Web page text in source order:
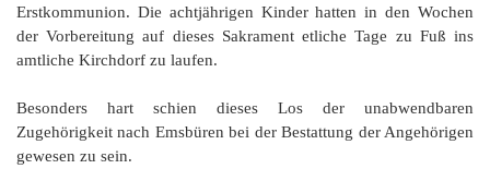
Erstkommunion. Die achtjährigen Kinder hatten in den Wochen
der Vorbereitung auf dieses Sakrament etliche Tage zu Fuß ins
amtliche Kirchdorf zu laufen.
Besonders hart schien dieses Los der unabwendbaren
Zugehörigkeit nach Emsbüren bei der Bestattung der Angehörigen
gewesen zu sein.